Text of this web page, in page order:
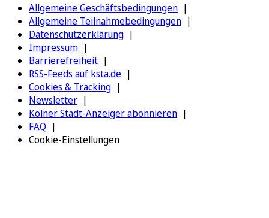
Allgemeine Geschäftsbedingungen
Allgemeine Teilnahmebedingungen
Datenschutzerklärung
Impressum
Barrierefreiheit
RSS-Feeds auf ksta.de
Cookies & Tracking
Newsletter
Kölner Stadt-Anzeiger abonnieren
FAQ
Cookie-Einstellungen